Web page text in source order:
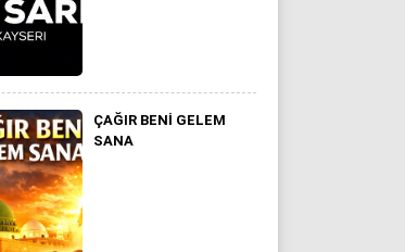
ÇAĞIR BENI GELEM
SANA